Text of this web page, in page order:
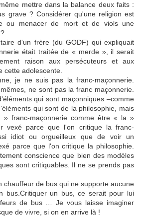
mettre dans la balance deux faits :
grave ? Considérer qu'une religion est
ou menacer de mort et de viols une
d'un frère (du GODF) qui expliquait
était traitée de « merde », il serait
raison aux persécuteurs et aux
cette adolescente.
je ne suis pas la franc-maçonnerie.
ne sont pas la franc maçonnerie.
qui sont maçonniques –comme
qui sont de la philosophie, mais
franc-maçonnerie comme être « la »
vexé parce que l'on critique la franc-
idiot ou orgueilleux que de voir un
parce que l'on critique la philosophie.
conscience que bien des modèles
sont critiquables. Il ne se prends pas
chauffeur de bus qui ne supporte aucune
bus.Critiquer un bus, ce serait pour lui
de bus … Je vous laisse imaginer
de vivre, si on en arrive là !